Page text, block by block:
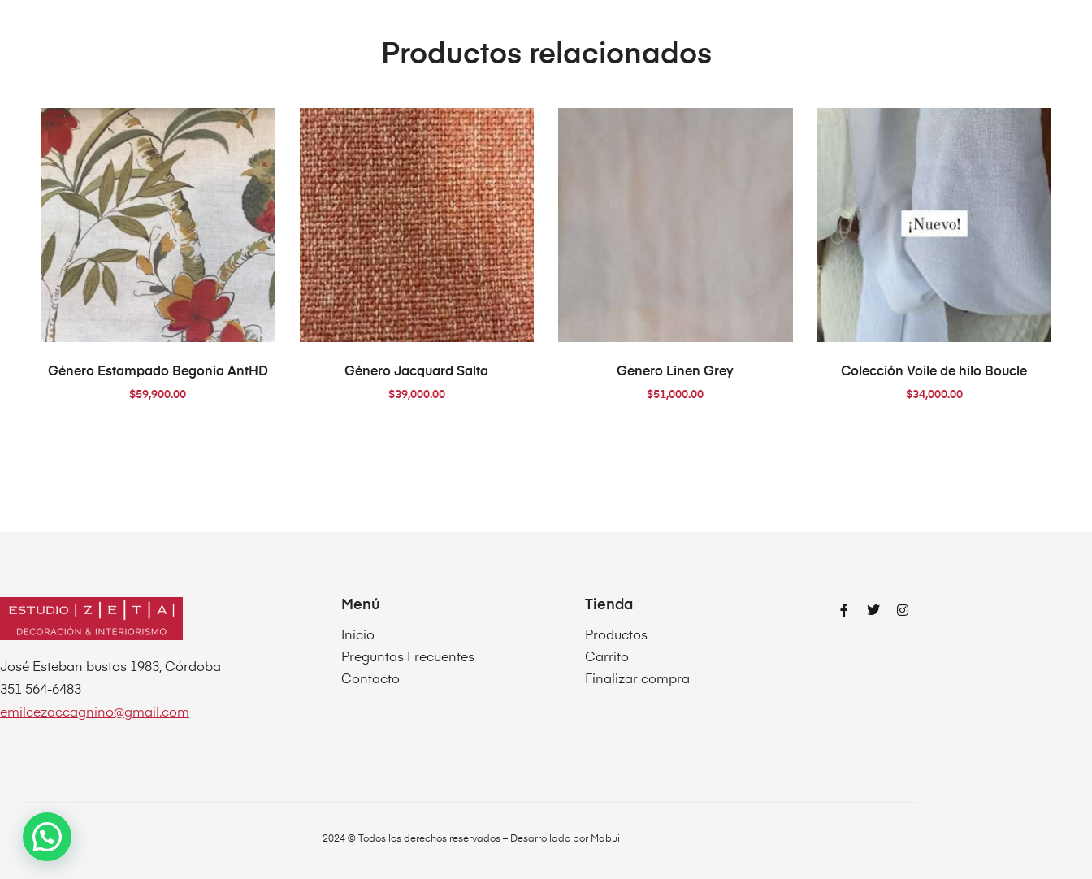
Productos relacionados
AÑADIR AL CARRITO
Género Estampado Begonia AntHD
$59,900.00
AÑADIR AL CARRITO
Género Jacquard Salta
$39,000.00
AÑADIR AL CARRITO
Genero Linen Grey
$51,000.00
AÑADIR AL CARRITO
Colección Voile de hilo Boucle
$34,000.00
José Esteban bustos 1983, Córdoba
351 564-6483
emilcezaccagnino@gmail.com
Menú
Inicio
Preguntas Frecuentes
Contacto
Tienda
Productos
Carrito
Finalizar compra
2024 © Todos los derechos reservados – Desarrollado por Mabui